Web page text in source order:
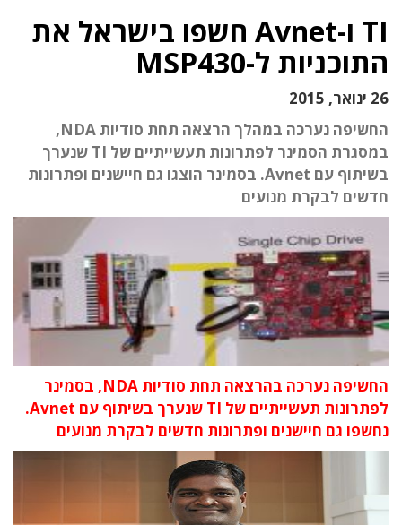
TI ו-Avnet חשפו בישראל את
התוכניות ל-MSP430
26 ינואר, 2015
החשיפה נערכה במהלך הרצאה תחת סודיות NDA,
במסגרת הסמינר לפתרונות תעשייתיים של TI שנערך
בשיתוף עם Avnet. בסמינר הוצגו גם חיישנים ופתרונות
חדשים לבקרת מנועים
החשיפה נערכה בהרצאה תחת סודיות
NDA, בסמינר
לפתרונות תעשייתיים של TI שנערך בשיתוף עם
Avnet.
נחשפו גם חיישנים ופתרונות חדשים לבקרת מנועים